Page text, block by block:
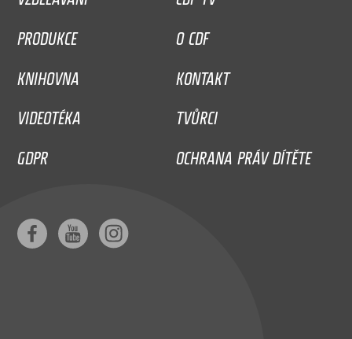
PRODUKCE
O CDF
KNIHOVNA
KONTAKT
VIDEOTÉKA
TVŮRCI
GDPR
OCHRANA PRÁV DÍTĚTE